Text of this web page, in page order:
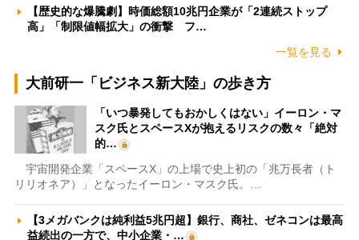
【歴史的な爆騰劇】時価総額10兆円企業が「2連続ストップ
高」「制限値幅拡大」の衝撃 フ…
一覧を見る
大前研一「ビジネス新大陸」の歩き方
「いつ暴発してもおかしくはない」イーロン・マ
スク氏とスペースXが抱えるリスクの数々「絶対
的…
宇宙開発企業「スペースX」の上場で史上初の「兆万長者（ト
リリオネア）」となったイーロン・マスク氏。…
【3メガバンクは純利益5兆円超】銀行、商社、ゼネコンは最高
益続出の一方で、中小企業・…